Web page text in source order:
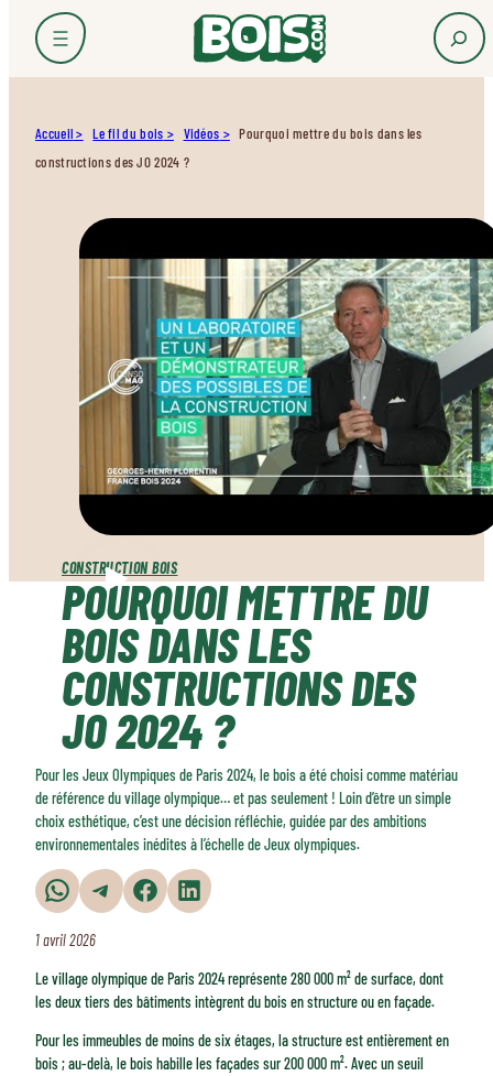
Accueil Le fil du bois Vidéos
Pourquoi mettre du bois dans les
constructions des JO 2024 ?
CONSTRUCTION BOIS
POURQUOI METTRE DU
BOIS DANS LES
CONSTRUCTIONS DES
JO 2024 ?
Pour les Jeux Olympiques de Paris 2024, le bois a été choisi comme matériau
de référence du village olympique… et pas seulement ! Loin d’être un simple
choix esthétique, c’est une décision réfléchie, guidée par des ambitions
environnementales inédites à l’échelle de Jeux olympiques.
Partager sur WhatsApp Partager sur Telegram Partager sur Facebook Partager sur LinkedIn
1 avril 2026
Le village olympique de Paris 2024 représente 280 000 m² de surface, dont
les deux tiers des bâtiments intègrent du bois en structure ou en façade.
Pour les immeubles de moins de six étages, la structure est entièrement en
bois ; au-delà, le bois habille les façades sur 200 000 m². Avec un seuil